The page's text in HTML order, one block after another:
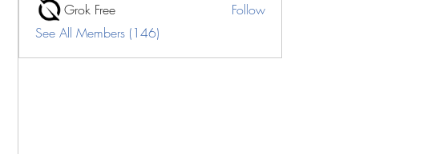
Grok Free
Follow
See All Members (146)